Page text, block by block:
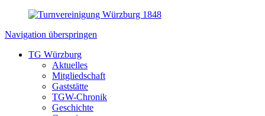
Navigation überspringen
TG Würzburg
Aktuelles
Mitgliedschaft
Gaststätte
TGW-Chronik
Geschichte